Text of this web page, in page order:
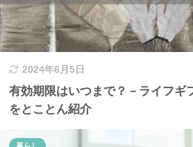
2024年6月5日
有効期限はいつまで？－ライフギ
をとことん紹介